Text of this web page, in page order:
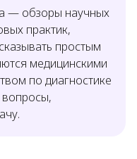
— обзоры научных
практик,
простым
медицинскими
по диагностике
вопросы,